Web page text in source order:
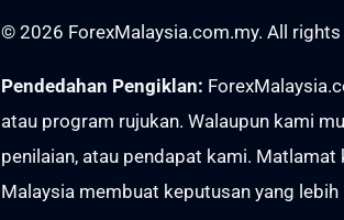
© 2026 ForexMalaysia.com.my. All rights
Pendedahan Pengiklan:
atau program rujukan. Walaupun kami
penilaian, atau pendapat kami.
Malaysia membuat keputusan yang